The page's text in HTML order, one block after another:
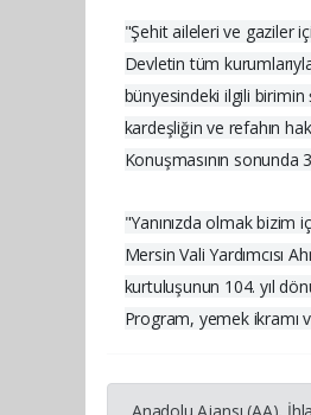
"Şehit aileleri ve gaziler
Devletin tüm
bünyesindeki ilgili
kardeşliğin ve refahın
Konuşmasının
"Yanınızda olmak bizim
Mersin Vali Yardımcısı
kurtuluşunun 104. yıl
Program, yemek ikramı